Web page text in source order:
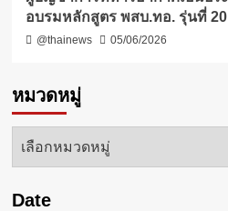
อบรมหลักสูตร พสบ.ทอ. รุ่นที่ 20
@thainews 05/06/2026
หมวดหมู่
หมวด
Date